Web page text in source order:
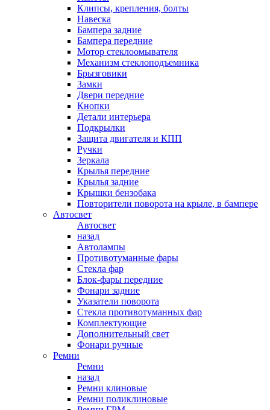
Клипсы, крепления, болты
Навеска
Бампера задние
Бампера передние
Мотор стеклоомывателя
Механизм стеклоподъемника
Брызговики
Замки
Двери передние
Кнопки
Детали интерьера
Подкрылки
Защита двигателя и КПП
Ручки
Зеркала
Крылья передние
Крылья задние
Крышки бензобака
Повторители поворота на крыле, в бампере
Автосвет
Автосвет
назад
Автолампы
Противотуманные фары
Стекла фар
Блок-фары передние
Фонари задние
Указатели поворота
Стекла противотуманных фар
Комплектующие
Дополнительный свет
Фонари ручные
Ремни
Ремни
назад
Ремни клиновые
Ремни поликлиновые